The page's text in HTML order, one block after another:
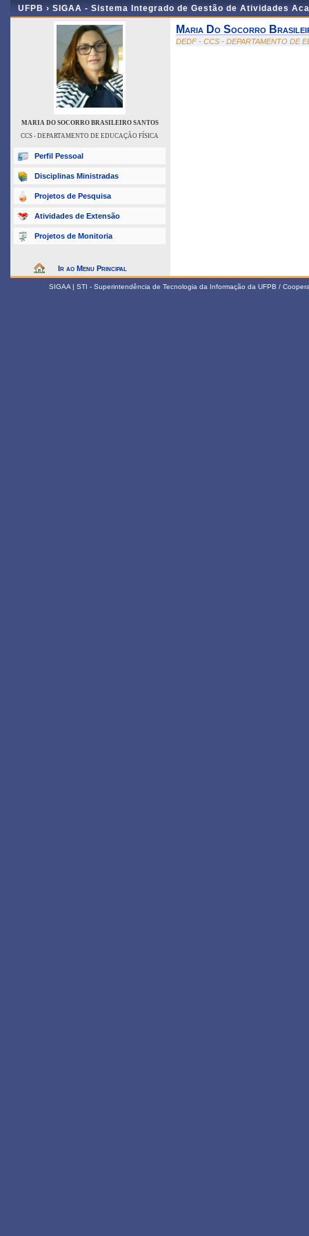
UFPB › SIGAA - Sistema Integrado de Gestão de Atividades
MARIA DO SOCORRO BRASILEIRO SANTOS
CCS - DEPARTAMENTO DE EDUCAÇÃO FÍSICA
Perfil Pessoal
Disciplinas Ministradas
Projetos de Pesquisa
Atividades de Extensão
Projetos de Monitoria
Ir ao Menu Principal
Maria Do Socorro
DEDF - CCS - DEPARTAMENTO DE
SIGAA | STI - Superintendência de Tecnologia da Informação da UFPB /